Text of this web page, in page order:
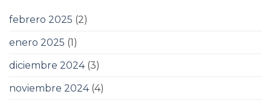
febrero 2025 (2)
enero 2025 (1)
diciembre 2024(3)
noviembre 2024(4)